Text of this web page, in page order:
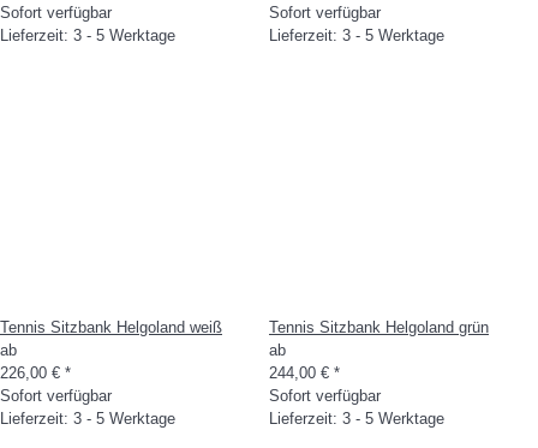
Sofort verfügbar
Lieferzeit: 3 - 5 Werktage
Sofort verfügbar
Lieferzeit: 3 - 5 Werktage
Tennis Sitzbank Helgoland weiß
ab
226,00 € *
Sofort verfügbar
Lieferzeit: 3 - 5 Werktage
Tennis Sitzbank Helgoland grün
ab
244,00 € *
Sofort verfügbar
Lieferzeit: 3 - 5 Werktage